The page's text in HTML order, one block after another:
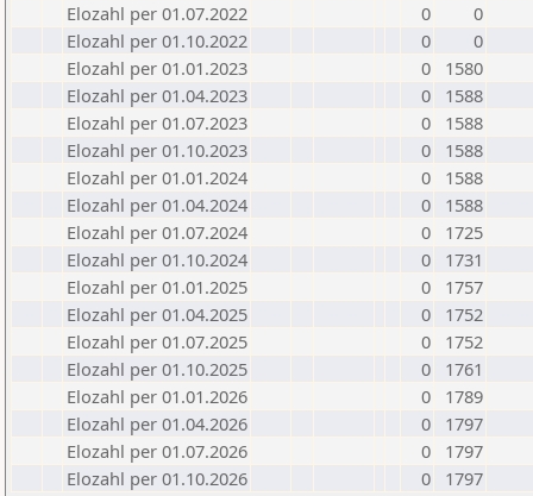
Elozahl per 01.07.2022
0
0
Elozahl per 01.10.2022
0
0
Elozahl per 01.01.2023
0
1580
Elozahl per 01.04.2023
0
1588
Elozahl per 01.07.2023
0
1588
Elozahl per 01.10.2023
0
1588
Elozahl per 01.01.2024
0
1588
Elozahl per 01.04.2024
0
1588
Elozahl per 01.07.2024
0
1725
Elozahl per 01.10.2024
0
1731
Elozahl per 01.01.2025
0
1757
Elozahl per 01.04.2025
0
1752
Elozahl per 01.07.2025
0
1752
Elozahl per 01.10.2025
0
1761
Elozahl per 01.01.2026
0
1789
Elozahl per 01.04.2026
0
1797
Elozahl per 01.07.2026
0
1797
Elozahl per 01.10.2026
0 1797